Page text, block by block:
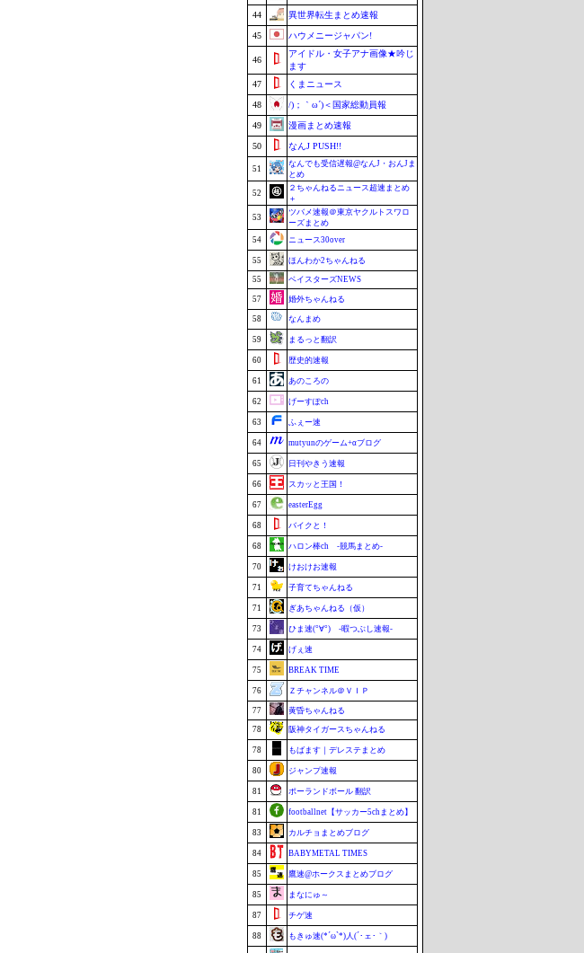
44 異世界転生まとめ速報
45 ハウメニージャパン!
46
アイドル・女子アナ画像★吟じ
ます
47
くまニュース
48 /)；｀ω´)＜国家総動員報
49 漫画まとめ速報
50 なんJ PUSH!!
51
なんでも受信遅報@なんJ・おんJま
とめ
52
２ちゃんねるニュース超速まとめ
＋
53
ツバメ速報＠東京ヤクルトスワロ
ーズまとめ
54
ニュース30over
55 ほんわか2ちゃんねる
55 ベイスターズNEWS
57 婚外ちゃんねる
58 なんまめ
59 まるっと翻訳
60 歴史的速報
61 あのころの
62 げーすぽch
63 ふぇー速
64 mutyunのゲーム+αブログ
65 日刊やきう速報
66 スカッと王国！
67 easterEgg
68 バイクと！
68 ハロン棒ch -競馬まとめ-
70 けおけお速報
71 子育てちゃんねる
71 ぎあちゃんねる（仮）
73 ひま速(°∀°) -暇つぶし速報-
74 げぇ速
75 BREAK TIME
76 Ｚチャンネル＠ＶＩＰ
77 黄昏ちゃんねる
78 阪神タイガースちゃんねる
78 もばます｜デレステまとめ
80 ジャンプ速報
81 ポーランドボール 翻訳
81 footballnet【サッカー5chまとめ】
83 カルチョまとめブログ
84 BABYMETAL TIMES
85 鷹速@ホークスまとめブログ
85 まなにゅ～
87 チゲ速
88 もきゅ速(*´ω`*)人(´･ェ･｀)